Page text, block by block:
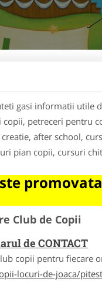
gasi informatii utile
petreceri pentru
after school,
pian copii, cursuri
Club de Copii
de CONTACT
copii pentru fiecare
locuri-de-joaca/